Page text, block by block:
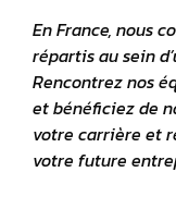
En France, nous
répartis au sein
Rencontrez nos
et bénéficiez de
votre carrière et
votre future